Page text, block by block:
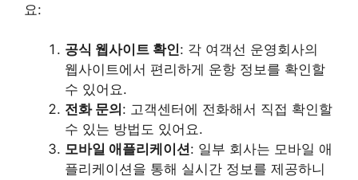
요:
공식 웹사이트 확인: 각 여객선 운영회사의
웹사이트에서 편리하게 운항 정보를 확인할
수 있어요.
전화 문의 : 고객센터에 전화해서 직접 확인할
수 있는 방법도 있어요.
모바일 애플리케이션: 일부 회사는 모바일 애
플리케이션을 통해 실시간 정보를 제공하니